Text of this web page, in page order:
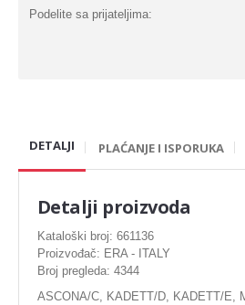
Nosač motora
Podizaci ventila
Dihtung glave
Dihtung izduva
Podelite sa prijateljima:
DETALJI PLAĆANJE I ISPORUKA
Detalji proizvoda
Kataloški broj: 661136
Proizvođač: ERA - ITALY
Broj pregleda: 4344
ASCONA/C, KADETT/D, KADETT/E,